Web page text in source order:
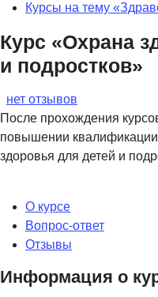
Курсы на тему
Курс «Охрана
и подростков»
нет отзывов
После прохождения
повышении
здоровья для детей и
О курсе
Вопрос-ответ
Отзывы
Информация о